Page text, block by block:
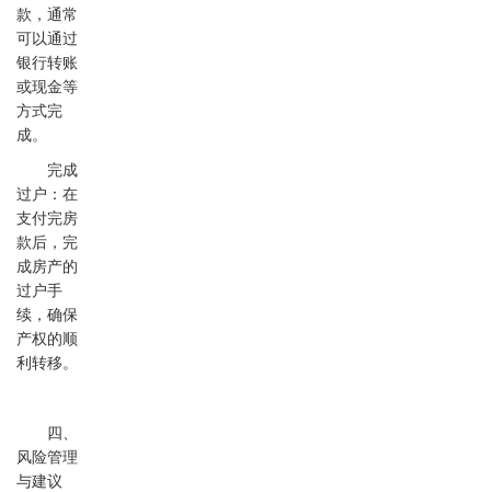
款，通常
可以通过
银行转账
或现金等
方式完
成。
完成
过户：在
支付完房
款后，完
成房产的
过户手
续，确保
产权的顺
利转移。
四、
风险管理
与建议